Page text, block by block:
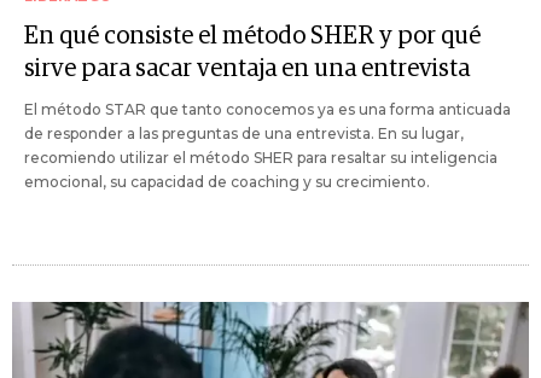
En qué consiste el método SHER y por qué
sirve para sacar ventaja en una entrevista
El método STAR que tanto conocemos ya es una forma anticuada
de responder a las preguntas de una entrevista. En su lugar,
recomiendo utilizar el método SHER para resaltar su inteligencia
emocional, su capacidad de coaching y su crecimiento.